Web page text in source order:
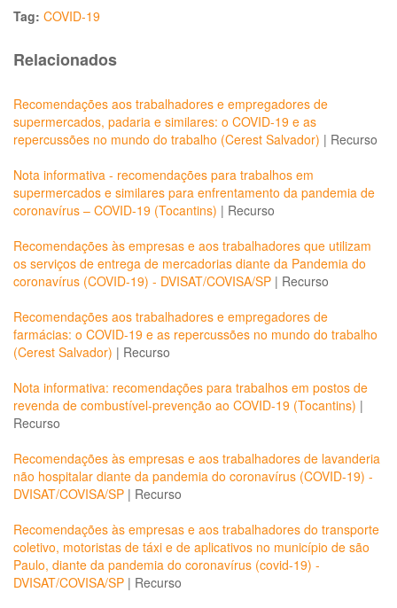
Tag: COVID-19
Relacionados
Recomendações aos trabalhadores e empregadores de
supermercados, padaria e similares: o COVID-19 e as
repercussões no mundo do trabalho (Cerest Salvador) | Recurso
Nota informativa - recomendações para trabalhos em
supermercados e similares para enfrentamento da pandemia de
coronavírus – COVID-19 (Tocantins) | Recurso
Recomendações às empresas e aos trabalhadores que utilizam
os serviços de entrega de mercadorias diante da Pandemia do
coronavírus (COVID-19) - DVISAT/COVISA/SP | Recurso
Recomendações aos trabalhadores e empregadores de
farmácias: o COVID-19 e as repercussões no mundo do trabalho
(Cerest Salvador) | Recurso
Nota informativa: recomendações para trabalhos em postos de
revenda de combustível-prevenção ao COVID-19 (Tocantins) |
Recurso
Recomendações às empresas e aos trabalhadores de lavanderia
não hospitalar diante da pandemia do coronavírus (COVID-19) -
DVISAT/COVISA/SP | Recurso
Recomendações às empresas e aos trabalhadores do transporte
coletivo, motoristas de táxi e de aplicativos no município de são
Paulo, diante da pandemia do coronavírus (covid-19) -
DVISAT/COVISA/SP | Recurso